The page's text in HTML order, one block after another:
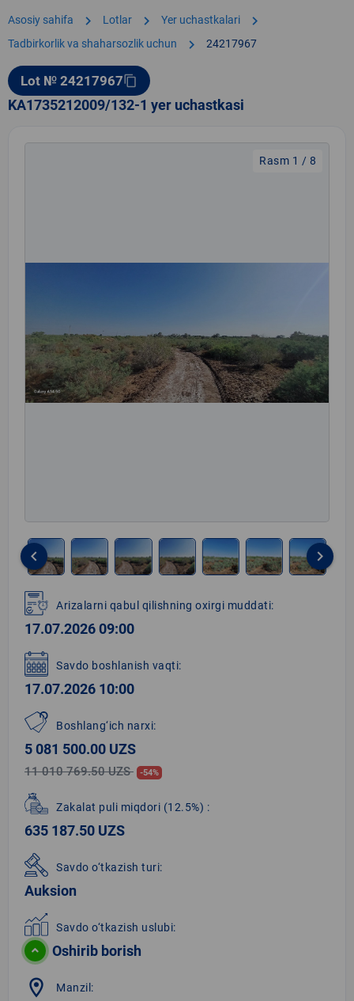
Asosiy sahifa chevron_right Lotlar chevron_right Yer uchastkalari chevron_right
Tadbirkorlik va shaharsozlik uchun chevron_right 24217967
Lot № 24217967content_copy
KA1735212009/132-1 yer uchastkasi
Rasm 1 / 8
1
of
8
keyboard_arrow_left keyboard_arrow_right
Arizalarni qabul qilishning oxirgi muddati:
17.07.2026 09:00
Savdo boshlanish vaqti:
17.07.2026 10:00
Boshlang‘ich narxi:
5 081 500.00 UZS
11 010 769.50 UZS -54%
Zakalat puli miqdori (12.5%) :
635 187.50 UZS
Savdo o‘tkazish turi:
Auksion
Savdo o‘tkazish uslubi:
Oshirib borish
location_on Manzil: